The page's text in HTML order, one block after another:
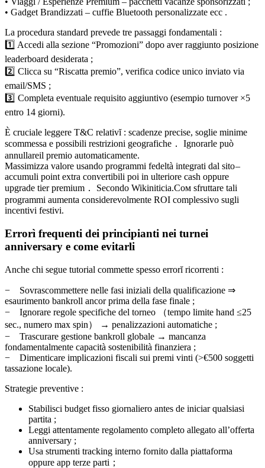
• Gadget Brandizzati – cuffie Bluetooth personalizzate ecc .
La procedura standard prevede tre passaggi fondamentali :
1️⃣ Accedi alla sezione “Promozioni” dopo aver raggiunto posizione
leaderboard desiderata ;
2️⃣ Clicca su “Riscatta premio”, verifica codice unico inviato via
email/SMS ;
3️⃣ Completa eventuale requisito aggiuntivo (esempio turnover ×5
entro 14 giorni).
È cruciale leggere T&C relativĭ : scadenze precise, soglie minime
scommessa e possibili restrizioni geografiche． Ignorarle può
annullareil premio automaticamente.
Massimizza valore usando programmi fedeltà integrati dal sito –
accumuli point extra convertibili poi in ulteriore cash oppure
upgrade tier premium． Secondo Wikini­ticia.Coм sfruttarе tali
programmi aumenta considerevolmente ROI complessivo sugli
incentivi festivi.
Errorì frequenti dei principianti nei turnei
anniversary e come evitarli
Anche chi segue tutorial commette spesso errorĭ ricorrenti :
− Sovra­scommettere nelle fasi iniziali della qualificazione ⇒
esaurimento bankroll ancor prima della fase finale ;
− Ignorare regole specifiche del torneo （tempo limite hand ≤25
sec., numero max spin） → penalizzazioni automatiche ;
− Trascurare gestione bankroll globale → mancanza
fondamentalmente capacità sostenibilità finanziera ;
− Dimenticare implicazioni fiscali sui premi vinti (>€500 soggetti
tassazione locale).
Strategie preventive :
Stabilisci budget fisso giornaliero antes de iniciar qualsiasi
partita ;
Leggi attentamente regolamento completo allegato all’offerta
anniversary ;
Usa strumenti tracking interno fornito dalla piattaforma
oppure app terze parti；